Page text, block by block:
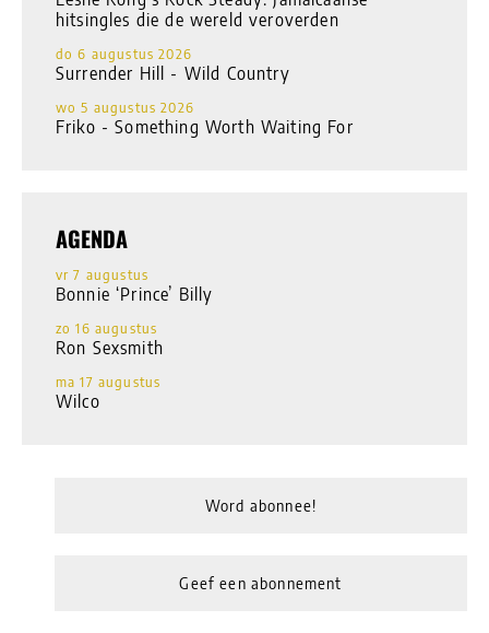
hitsingles die de wereld veroverden
do 6 augustus 2026
Surrender Hill - Wild Country
wo 5 augustus 2026
Friko - Something Worth Waiting For
AGENDA
vr 7 augustus
Bonnie ‘Prince’ Billy
zo 16 augustus
Ron Sexsmith
ma 17 augustus
Wilco
Word abonnee!
Geef een abonnement